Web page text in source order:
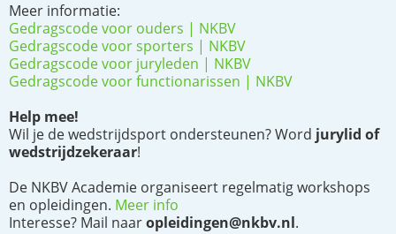
Meer informatie:
Gedragscode voor ouders | NKBV
Gedragscode voor sporters | NKBV
Gedragscode voor juryleden | NKBV
Gedragscode voor functionarissen | NKBV
Help mee!
Wil je de wedstrijdsport ondersteunen? Word jurylid of
wedstrijdzekeraar!
De NKBV Academie organiseert regelmatig workshops
en opleidingen. Meer info
Interesse? Mail naaropleidingen@nkbv.nl.